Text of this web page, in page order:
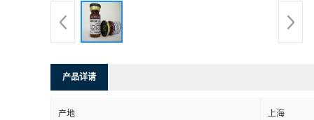
产品详请
产地 上海